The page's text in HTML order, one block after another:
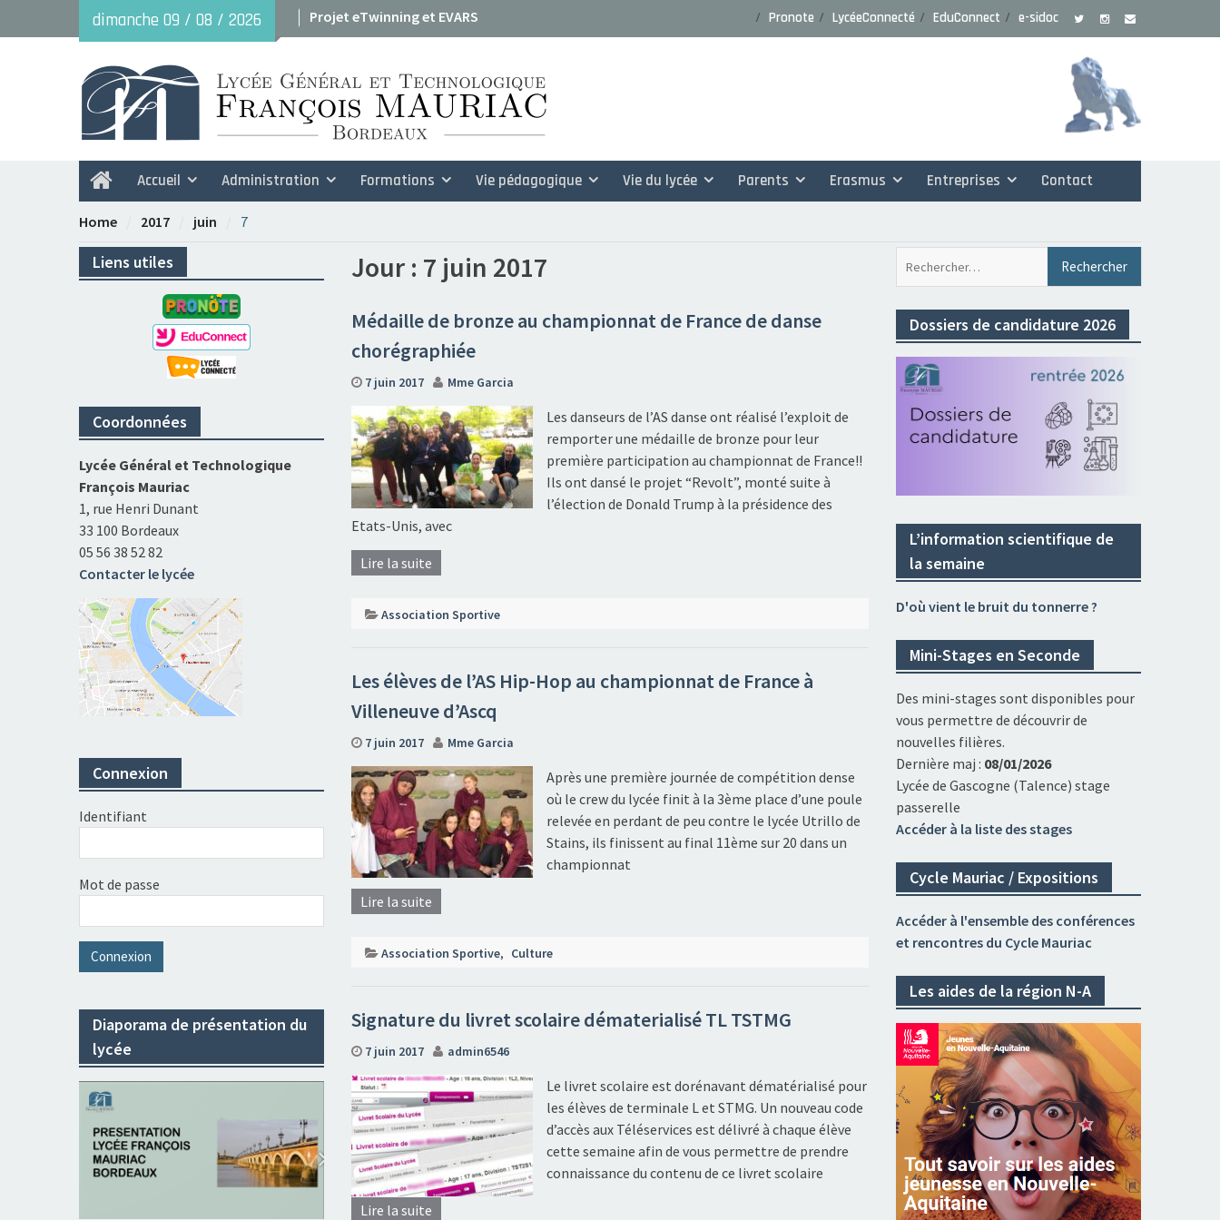
dimanche 09 / 08 / 2026
Projet eTwinning et EVARS
Avant le 29 mai : dossiers de candidature rentrée
Pronote LycéeConnecté EduConnect e-sidoc
HomeAccueil Administration Formations Vie pédagogique Vie du lycée Parents Erasmus Entreprises Contact
Home 2017 juin 7
Jour : 7 juin 2017
Médaille de bronze au championnat de France de danse
chorégraphiée
7 juin 2017 Mme Garcia
Les danseurs de l’AS danse ont réalisé l’exploit de
remporter une médaille de bronze pour leur
première participation au championnat de France!!
Ils ont dansé le projet “Revolt”, monté suite à
l’élection de Donald Trump à la présidence des
Etats-Unis, avec
Lire la suite
Association Sportive
Les élèves de l’AS Hip-Hop au championnat de France à
Villeneuve d’Ascq
7 juin 2017 Mme Garcia
Après une première journée de compétition dense
où le crew du lycée finit à la 3ème place d’une poule
relevée en perdant de peu contre le lycée Utrillo de
Stains, ils finissent au final 11ème sur 20 dans un
championnat
Lire la suite
Association Sportive, Culture
Signature du livret scolaire dématerialisé TL TSTMG
7 juin 2017 admin6546
Le livret scolaire est dorénavant dématérialisé pour
les élèves de terminale L et STMG. Un nouveau code
d’accès aux Téléservices est délivré à chaque élève
cette semaine afin de vous permettre de prendre
connaissance du contenu de ce livret scolaire
Lire la suite
Dossiers de candidature 2026
L’information scientifique de
la semaine
D'où vient le bruit du tonnerre ?
Mini-Stages en Seconde
Des mini-stages sont disponibles pour
vous permettre de découvrir de
nouvelles filières.
Dernière maj : 08/01/2026
Lycée de Gascogne (Talence) stage
passerelle
Accéder à la liste des stages
Cycle Mauriac / Expositions
Accéder à l'ensemble des conférences
et rencontres du Cycle Mauriac
Les aides de la région N-A
Liens utiles
Coordonnées
Lycée Général et Technologique
François Mauriac
1, rue Henri Dunant
33 100 Bordeaux
05 56 38 52 82
Contacter le lycée
Connexion
Identifiant
Mot de passe
Diaporama de présentation du
lycée